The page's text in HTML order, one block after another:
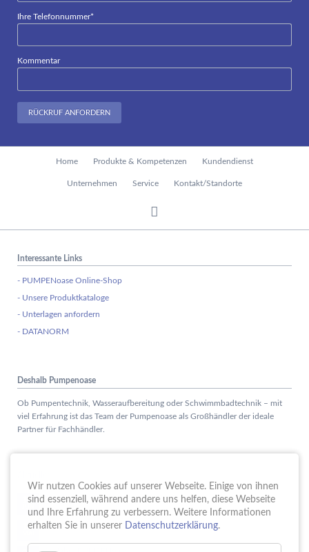
Pflichtfeld
Ihre Telefonnummer*
Kommentar
RÜCKRUF ANFORDERN
Home Produkte & Kompetenzen Kundendienst
Unternehmen Service Kontakt/Standorte
Interessante Links
- PUMPENoase Online-Shop
- Unsere Produktkataloge
- Unterlagen anfordern
- DATANORM
Deshalb Pumpenoase
Ob Pumpentechnik, Wasseraufbereitung oder Schwimmbadtechnik – mit
viel Erfahrung ist das Team der Pumpenoase als Großhändler der ideale
Partner für Fachhändler.
15. Schule trifft Wirtschaft bei der PUMPENoase!
18. Vortrag IT-Sicherheit
Wir nutzen Cookies auf unserer Webseite. Einige von ihnen
sind essenziell, während andere uns helfen, diese Webseite
und Ihre Erfahrung zu verbessern. Weitere Informationen
erhalten Sie in unserer Datenschutzerklärung.